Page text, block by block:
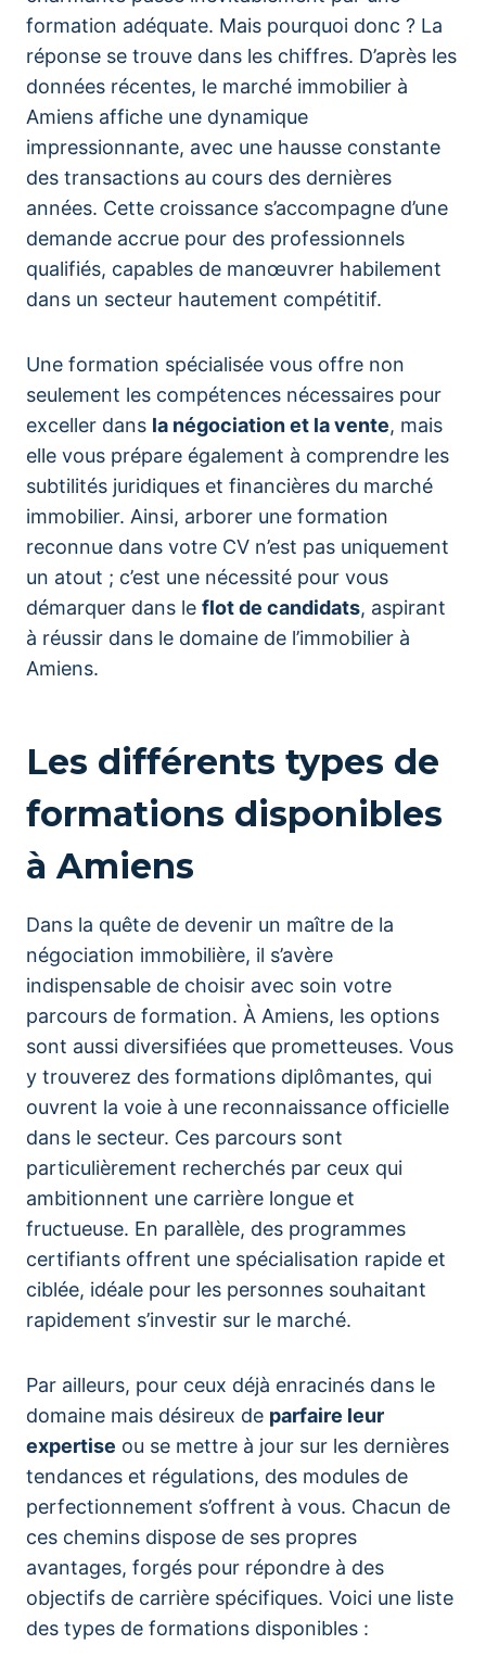
formation adéquate. Mais pourquoi donc ? La
réponse se trouve dans les chiffres. D’après les
données récentes, le marché immobilier à
Amiens affiche une dynamique
impressionnante, avec une hausse constante
des transactions au cours des dernières
années. Cette croissance s’accompagne d’une
demande accrue pour des professionnels
qualifiés, capables de manœuvrer habilement
dans un secteur hautement compétitif.
Une formation spécialisée vous offre non
seulement les compétences nécessaires pour
exceller dans la négociation et la vente, mais
elle vous prépare également à comprendre les
subtilités juridiques et financières du marché
immobilier. Ainsi, arborer une formation
reconnue dans votre CV n’est pas uniquement
un atout ; c’est une nécessité pour vous
démarquer dans le flot de candidats, aspirant
à réussir dans le domaine de l’immobilier à
Amiens.
Les différents types de
formations disponibles
à Amiens
Dans la quête de devenir un maître de la
négociation immobilière, il s’avère
indispensable de choisir avec soin votre
parcours de formation. À Amiens, les options
sont aussi diversifiées que prometteuses. Vous
y trouverez des formations diplômantes, qui
ouvrent la voie à une reconnaissance officielle
dans le secteur. Ces parcours sont
particulièrement recherchés par ceux qui
ambitionnent une carrière longue et
fructueuse. En parallèle, des programmes
certifiants offrent une spécialisation rapide et
ciblée, idéale pour les personnes souhaitant
rapidement s’investir sur le marché.
Par ailleurs, pour ceux déjà enracinés dans le
domaine mais désireux de parfaire leur
expertise ou se mettre à jour sur les dernières
tendances et régulations, des modules de
perfectionnement s’offrent à vous. Chacun de
ces chemins dispose de ses propres
avantages, forgés pour répondre à des
objectifs de carrière spécifiques. Voici une liste
des types de formations disponibles :